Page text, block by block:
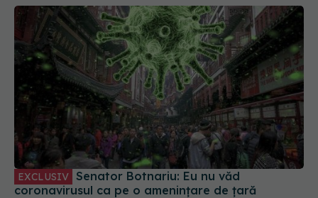
EXCLUSIV
coronavirusul ca pe o amenințare de țară